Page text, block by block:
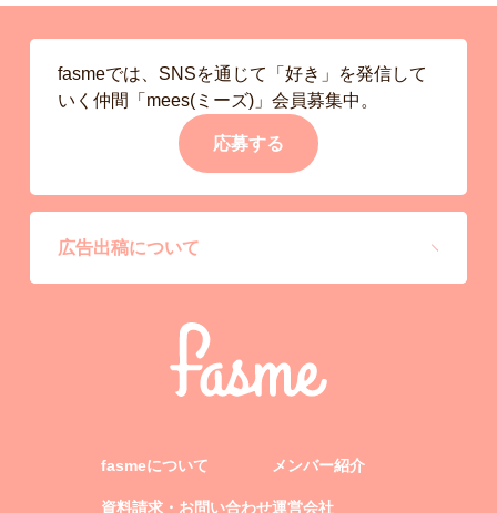
fasmeでは、SNSを通じて「好き」を発信して
いく仲間「mees(ミーズ)」会員募集中。
応募する
広告出稿について
fasmeについて
資料請求・お問い合わせ
メンバー紹介
運営会社